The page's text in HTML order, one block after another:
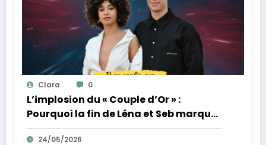
Clara 0
L’implosion du « Couple d’Or » :
Pourquoi la fin de Léna et Seb marque
la fin de l’innocence sur YouTube
24/05/2026